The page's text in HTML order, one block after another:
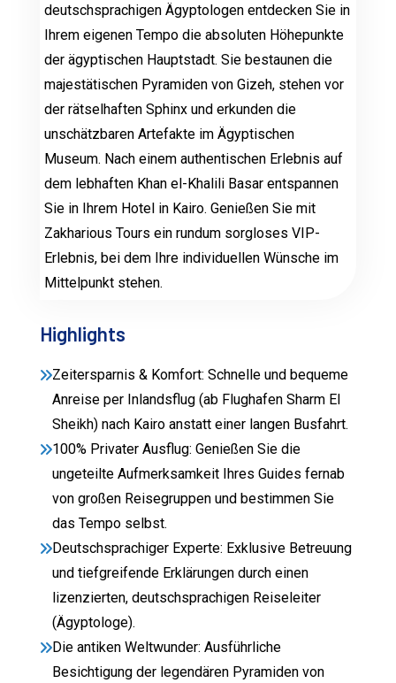
deutschsprachigen Ägyptologen entdecken Sie in
Ihrem eigenen Tempo die absoluten Höhepunkte
der ägyptischen Hauptstadt. Sie bestaunen die
majestätischen Pyramiden von Gizeh, stehen vor
der rätselhaften Sphinx und erkunden die
unschätzbaren Artefakte im Ägyptischen
Museum. Nach einem authentischen Erlebnis auf
dem lebhaften Khan el-Khalili Basar entspannen
Sie in Ihrem Hotel in Kairo. Genießen Sie mit
Zakharious Tours ein rundum sorgloses VIP-
Erlebnis, bei dem Ihre individuellen Wünsche im
Mittelpunkt stehen.
Highlights
Zeitersparnis & Komfort: Schnelle und bequeme
Anreise per Inlandsflug (ab Flughafen Sharm El
Sheikh) nach Kairo anstatt einer langen Busfahrt.
100% Privater Ausflug: Genießen Sie die
ungeteilte Aufmerksamkeit Ihres Guides fernab
von großen Reisegruppen und bestimmen Sie
das Tempo selbst.
Deutschsprachiger Experte: Exklusive Betreuung
und tiefgreifende Erklärungen durch einen
lizenzierten, deutschsprachigen Reiseleiter
(Ägyptologe).
Die antiken Weltwunder: Ausführliche
Besichtigung der legendären Pyramiden von